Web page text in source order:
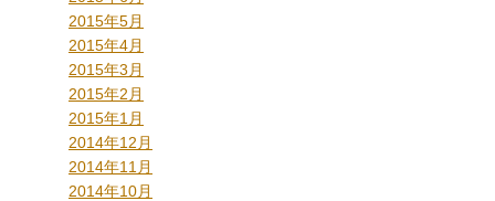
2015年5月
2015年4月
2015年3月
2015年2月
2015年1月
2014年12月
2014年11月
2014年10月